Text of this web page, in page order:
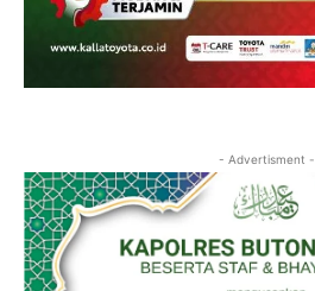
- Advertisment -